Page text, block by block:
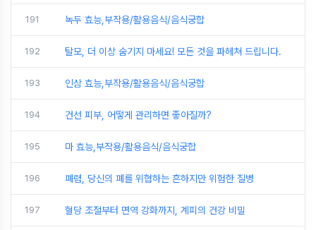
191 녹두 효능,부작용/활용음식/음식궁합
192 탈모, 더 이상 숨기지 마세요! 모든 것을 파헤쳐 드립니다.
193 인삼 효능,부작용/활용음식/음식궁합
194 건선 피부, 어떻게 관리하면 좋아질까?
195 마 효능,부작용/활용음식/음식궁합
196 폐렴, 당신의 폐를 위협하는 흔하지만 위험한 질병
197 혈당 조절부터 면역 강화까지, 계피의 건강 비밀